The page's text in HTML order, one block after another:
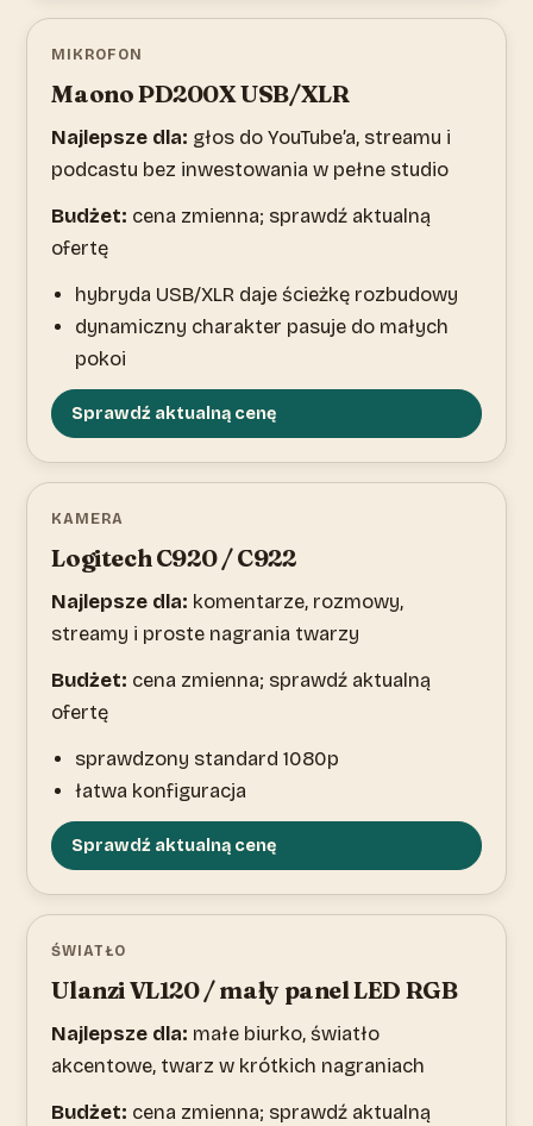
MIKROFON
Maono PD200X USB/XLR
Najlepsze dla: głos do YouTube’a, streamu i
podcastu bez inwestowania w pełne studio
Budżet: cena zmienna; sprawdź aktualną
ofertę
hybryda USB/XLR daje ścieżkę rozbudowy
dynamiczny charakter pasuje do małych
pokoi
Sprawdź aktualną cenę
KAMERA
Logitech C920 / C922
Najlepsze dla: komentarze, rozmowy,
streamy i proste nagrania twarzy
Budżet: cena zmienna; sprawdź aktualną
ofertę
sprawdzony standard 1080p
łatwa konfiguracja
Sprawdź aktualną cenę
ŚWIATŁO
Ulanzi VL120 / mały panel LED RGB
Najlepsze dla: małe biurko, światło
akcentowe, twarz w krótkich nagraniach
Budżet: cena zmienna; sprawdź aktualną